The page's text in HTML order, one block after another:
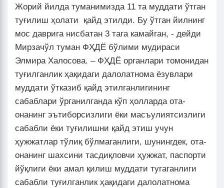
Жорий йилда туманимизда 11 та муддати ўтган
туғилиш ҳолати қайд этилди. Бу ўтган йилнинг
мос даврига нисбатан 3 тага камайган, - дейди
Мирзачўл туман ФҲДЁ бўлими мудираси
Элмира Халосова. – ФҲДЁ органлари томонидан
туғилганлик ҳақидаги далолатнома ёзувлари
муддати ўтказиб қайд этилганлигининг
сабаблари ўрганилганда кўп ҳолларда ота-
онанинг эътиборсизлиги ёки масъулиятсизлиги
сабабли ёки туғилишни қайд этиш учун
ҳужжатлар тўлиқ бўлмаганлиги, шунингдек, ота-
онанинг шахсини тасдиқловчи ҳужжат, паспорти
йўқлиги ёки амал қилиш муддати тугаганлиги
сабабли туғилганлик ҳақидаги далолатнома